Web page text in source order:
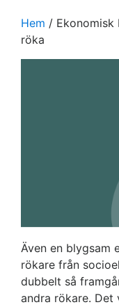
Hem / Ekonomisk
röka
Även en blygsam
rökare från
dubbelt så
andra rökare. Det